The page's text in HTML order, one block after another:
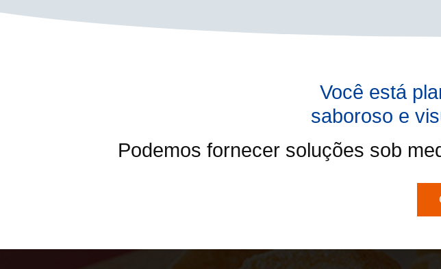
Você está
saboroso e
Podemos fornecer soluções sob